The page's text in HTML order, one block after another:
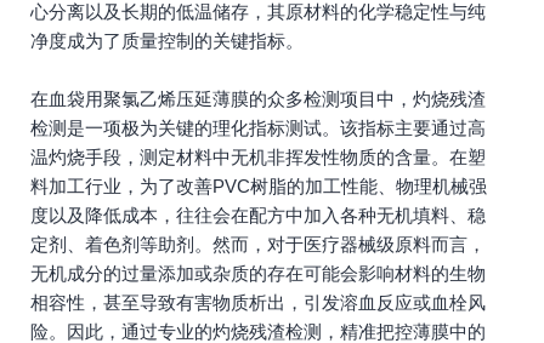
心分离以及长期的低温储存，其原材料的化学稳定性与纯
净度成为了质量控制的关键指标。
在血袋用聚氯乙烯压延薄膜的众多检测项目中，灼烧残渣
检测是一项极为关键的理化指标测试。该指标主要通过高
温灼烧手段，测定材料中无机非挥发性物质的含量。在塑
料加工行业，为了改善PVC树脂的加工性能、物理机械强
度以及降低成本，往往会在配方中加入各种无机填料、稳
定剂、着色剂等助剂。然而，对于医疗器械级原料而言，
无机成分的过量添加或杂质的存在可能会影响材料的生物
相容性，甚至导致有害物质析出，引发溶血反应或血栓风
险。因此，通过专业的灼烧残渣检测，精准把控薄膜中的